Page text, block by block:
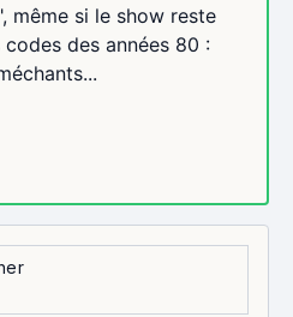
même si le show reste
des années 80 :